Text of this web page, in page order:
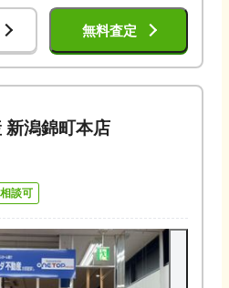
無料査定
新潟錦町本店
談可